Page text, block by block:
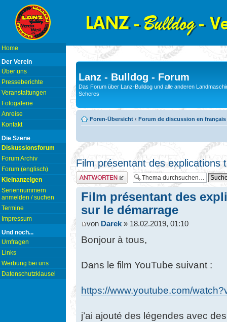
Home
Der Verein
Über uns
Presseberichte
Veranstaltungen
Fotogalerie
Anreise
Kontakt
Die Szene
Diskussionsforum
Forum Archiv
Forum (englisch)
Kleinanzeigen
Seriennummern
anmelden / suchen
Termine
Impressum
Und noch...
Umfragen
Links
Werbung bei uns
Datenschutzklausel
Lanz - Bulldog - Forum
Das Forum über Lanz-Bulldog und alle anderen
Scheres
Foren-Übersicht ‹ Forum de discussion en français
Film présentant des explications
Antwort erstellen
Film présentant des
sur le démarrage
von Darek » 18.02.2019, 01:10
Bonjour à tous,
Dans le film YouTube suivant :
https://www.youtube.com/
j’ai ajouté des légendes avec